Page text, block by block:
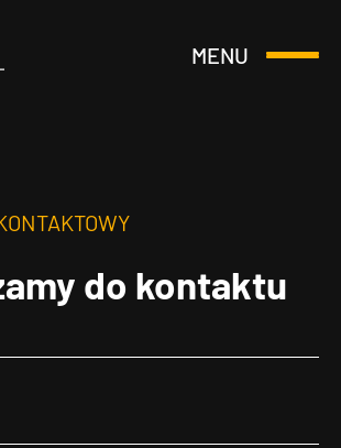
MENU
Otwórz
do kontaktu